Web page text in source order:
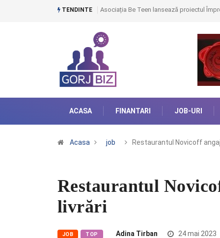
TENDINTE Asociația Be Teen lansează proiectul
ACASA FINANTARI JOB-URI
Acasa job Restaurantul Novicoff
Restaurantul
livrări
JOB TOP Adina Tirban 24 mai 2023